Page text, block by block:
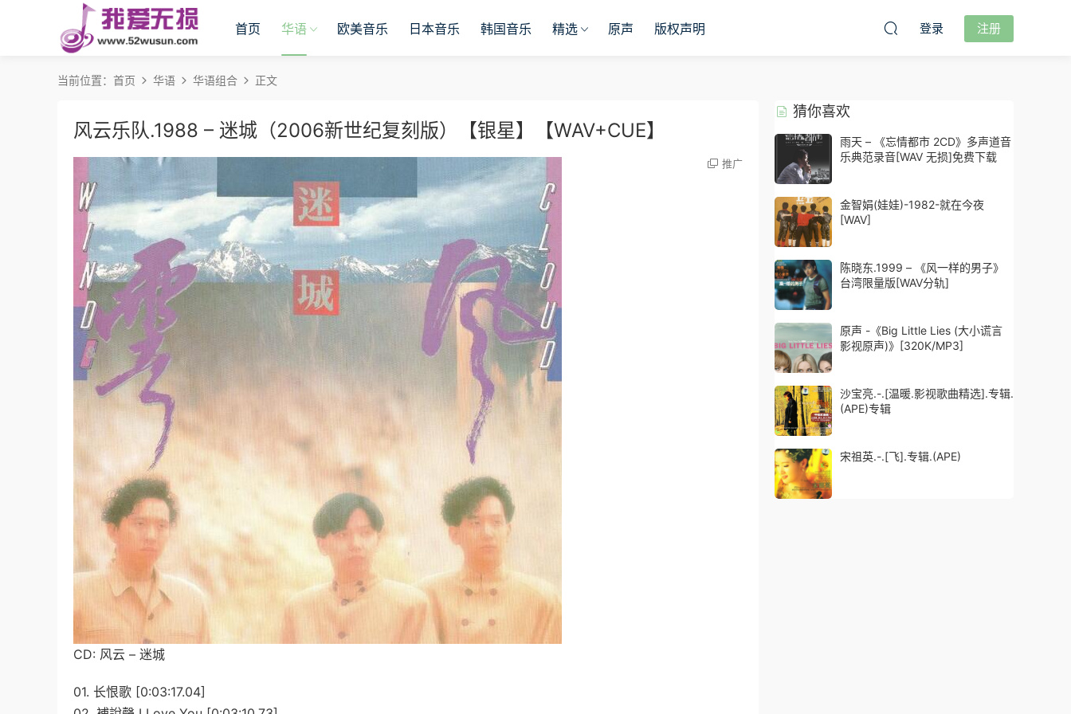
首页 华语 欧美音乐 日本音乐 韩国音乐 精选 原声 版权声明 登录 注册
当前位置： 首页 华语 华语组合 正文
风云乐队.1988 – 迷城（2006新世纪复刻版）【银星】【WAV+CUE】
推广
CD: 风云 – 迷城
01. 长恨歌 [0:03:17.04]
猜你喜欢
雨天 – 《忘情都市 2CD》多声道音
乐典范录音[WAV 无损]免费下载
金智娟(娃娃)-1982-就在今夜
[WAV]
陈晓东.1999 – 《风一样的男子》
台湾限量版[WAV分轨]
原声 -《Big Little Lies (大小谎言
影视原声)》[320K/MP3]
沙宝亮.-.[温暖.影视歌曲精选].专辑.
(APE)专辑
宋祖英.-.[飞].专辑.(APE)